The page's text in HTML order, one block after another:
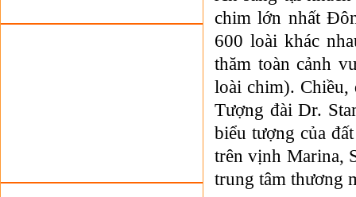
chim lớn nhất
600 loài khác
thăm toàn cảnh
loài chim). Chiều,
Tượng đài Dr.
biểu tượng của
trên vịnh Marina,
trung tâm thương